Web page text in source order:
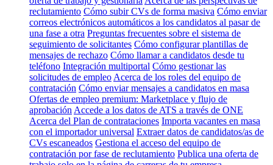
reclutamiento Cómo subir CVs de forma masiva Cómo enviar
correos electrónicos automáticos a los candidatos al pasar de
una fase a otra Preguntas frecuentes sobre el sistema de
seguimiento de solicitantes Cómo configurar plantillas de
mensajes de rechazo Cómo llamar a candidatos desde tu
teléfono Integración multiportal Cómo gestionar las
solicitudes de empleo Acerca de los roles del equipo de
contratación Cómo enviar mensajes a candidatos en masa
Ofertas de empleo premium: Marketplace y flujo de
aprobación Accede a los datos de ATS a través de ONE
Acerca del Plan de contrataciones Importa vacantes en masa
con el importador universal Extraer datos de candidatos/as de
CVs escaneados Gestiona el acceso del equipo de
contratación por fase de reclutamiento Publica una oferta de